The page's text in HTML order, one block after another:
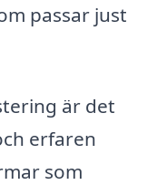
passar just
är det
erfaren
som